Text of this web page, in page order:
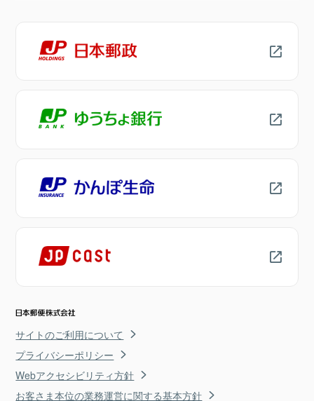
サイトのご利用について
プライバシーポリシー
Webアクセシビリティ方針
お客さま本位の業務運営に関する基本方針